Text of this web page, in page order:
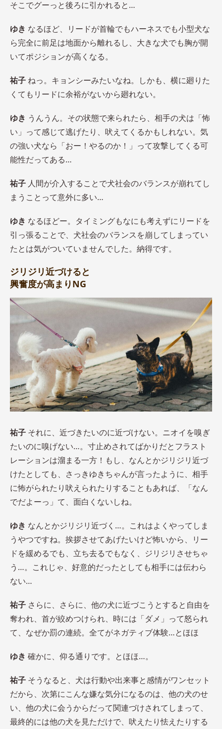
そこでグーっと後ろに引かれると…
ゆき なるほど、リードが首輪でもハーネスでも小型犬な
ら完全に前足は地面から離れるし、大きな犬でも胸が開
いてポジションが高くなる。
祐子 ねっ。キョンシーみたいなね。しかも、横に廻りた
くてもリードに余裕がないから廻れない。
ゆき うんうん。その状態で来られたら、相手の犬は「怖
い」って感じて逃げたり、吠えてくるかもしれない。気
の強い犬なら「おー！やるのか！」って攻撃してくる可
能性だってある…
祐子 人間が介入することで犬社会のバランスが崩れてし
まうことって意外に多い…
ゆき なるほどー。タイミングもなにも考えずにリードを
引っ張ることで、犬社会のバランスを崩してしまってい
たとは気がついていませんでした。納得です。
ジリジリ近づけると
興奮度が高まりNG
祐子 それに、近づきたいのに近づけない。ニオイを嗅ぎ
たいのに嗅げない…。寸止めされてばかりだとフラスト
レーションは溜まる一方！もし、なんとかジリジリ近づ
けたとしても、さっきゆきちゃんが言ったように、相手
に怖がられたり吠えられたりすることもあれば、「なん
でだよーっ」て、面白くないしね。
ゆき なんとかジリジリ近づく…。これはよくやってしま
うやつですね。挨拶させてあげたいけど怖いから、リー
ドを緩めるでも、立ち去るでもなく、ジリジリさせちゃ
う…。これじゃ、好意的だったとしても相手には伝わら
ない…
祐子 さらに、さらに、他の犬に近づこうとすると自由を
奪われ、首が絞めつけられ、時には「ダメ」って怒られ
て、なぜか罰の連続。全てがネガティブ体験…とほほ
ゆき 確かに、仰る通りです。とほほ…。
祐子 そうなると、犬は行動や出来事と感情がワンセット
だから、次第にこんな嫌な気分になるのは、他の犬のせ
い、他の犬に会うからだって関連づけされてしまって、
最終的には他の犬を見ただけで、吠えたり怯えたりする